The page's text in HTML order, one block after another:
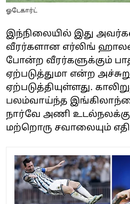
ஓடேகார்ட்
இந்நிலையில் இது
வீரர்களான எர்லிங்
போன்ற வீரர்களுக்கும்
ஏற்படுத்துமா என்ற
ஏற்படுத்தியுள்ளது.
பலம்வாய்ந்த
நார்வே அணி
மற்றொரு சவாலையும்